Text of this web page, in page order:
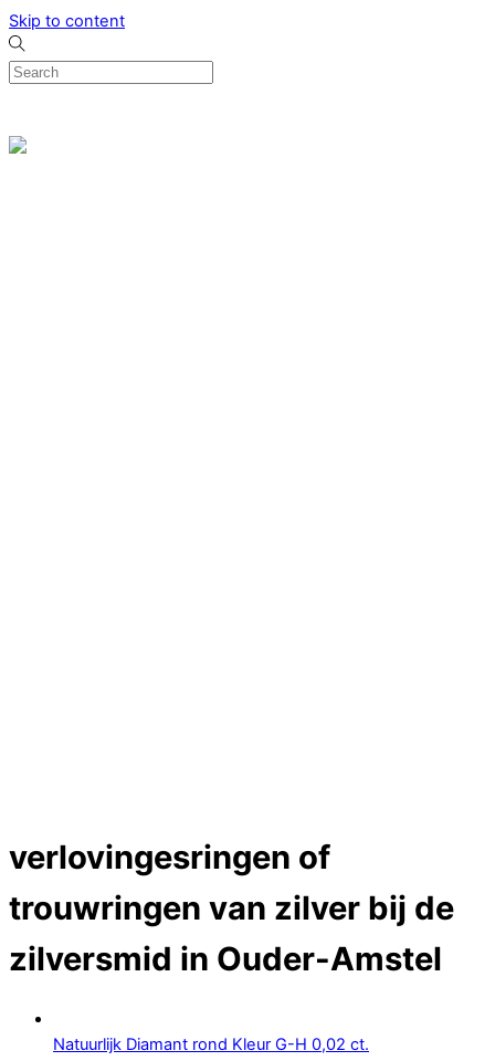
Skip to content
verlovingesringen of
trouwringen van zilver bij de
zilversmid in Ouder-Amstel
Natuurlijk Diamant rond Kleur G-H 0,02 ct.